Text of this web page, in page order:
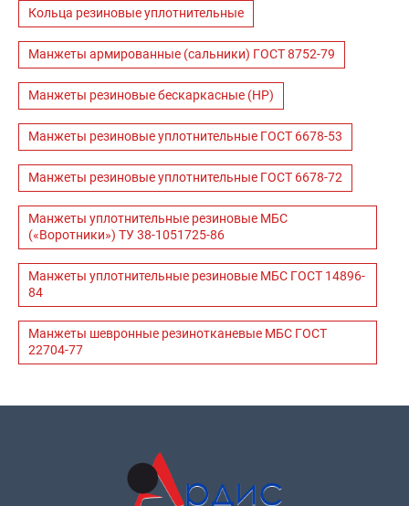
Кольца резиновые уплотнительные
Манжеты армированные (сальники) ГОСТ 8752-79
Манжеты резиновые бескаркасные (НР)
Манжеты резиновые уплотнительные ГОСТ 6678-53
Манжеты резиновые уплотнительные ГОСТ 6678-72
Манжеты уплотнительные резиновые МБС
(«Воротники») ТУ 38-1051725-86
Манжеты уплотнительные резиновые МБС ГОСТ 14896-
84
Манжеты шевронные резинотканевые МБС ГОСТ
22704-77